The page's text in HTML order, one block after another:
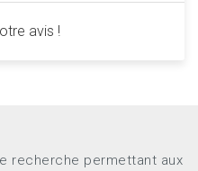
avis !
recherche permettant aux